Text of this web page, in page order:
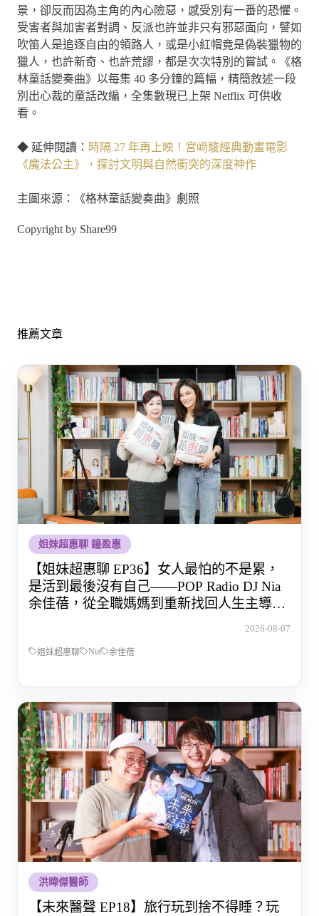
景，卻反而因為主角的內心險惡，感受別有一番的恐懼。
受害者與加害者對調、反派也許並非只有邪惡面向，譬如
吹笛人是追逐自由的領路人，或是小紅帽竟是偽裝獵物的
獵人，也許新奇、也許荒謬，都是次次特別的嘗試。《格
林童話變奏曲》以每集 40 多分鐘的篇幅，精簡敘述一段
別出心裁的童話改編，全集數現已上架 Netflix 可供收
看。
◆ 延伸閱讀： 時隔 27 年再上映！宮﨑駿經典動畫電影
《魔法公主》，探討文明與自然衝突的深度神作
主圖來源：《格林童話變奏曲》劇照
Copyright by Share99
推薦文章
姐妹超惠聊 鐘盈惠
【姐妹超惠聊 EP36】女人最怕的不是累，
是活到最後沒有自己——POP Radio DJ Nia
余佳蓓，從全職媽媽到重新找回人生主導權
2026-08-07
姐妹超惠聊 Nia 余佳蓓
洪暐傑醫師
【未來醫聲 EP18】旅行玩到捨不得睡？玩